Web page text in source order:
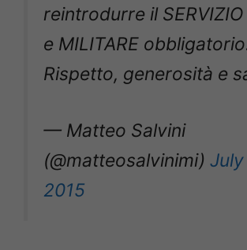
reintrodurre il SERVIZIO
e MILITARE
Rispetto, generosità e
— Matteo Salvini
(@matteosalvinimi) July
2015